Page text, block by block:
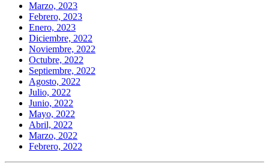
Marzo, 2023
Febrero, 2023
Enero, 2023
Diciembre, 2022
Noviembre, 2022
Octubre, 2022
Septiembre, 2022
Agosto, 2022
Julio, 2022
Junio, 2022
Mayo, 2022
Abril, 2022
Marzo, 2022
Febrero, 2022